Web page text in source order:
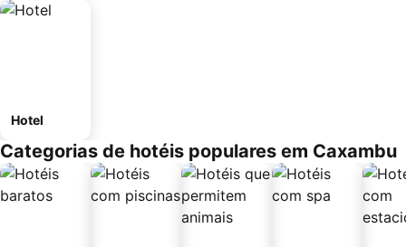
Hotel
Categorias de hotéis populares em Caxambu